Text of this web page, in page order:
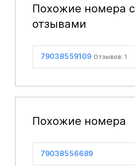
Похожие номера с
отзывами
79038559109 Отзывов: 1
Похожие номера
79038556689